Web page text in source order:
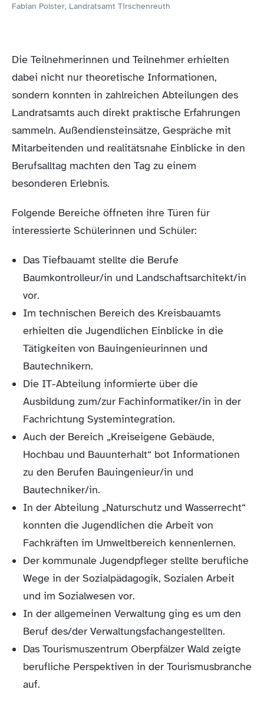
Fabian Polster, Landratsamt Tirschenreuth
Die Teilnehmerinnen und Teilnehmer erhielten
dabei nicht nur theoretische Informationen,
sondern konnten in zahlreichen Abteilungen des
Landratsamts auch direkt praktische Erfahrungen
sammeln. Außendiensteinsätze, Gespräche mit
Mitarbeitenden und realitätsnahe Einblicke in den
Berufsalltag machten den Tag zu einem
besonderen Erlebnis.
Folgende Bereiche öffneten ihre Türen für
interessierte Schülerinnen und Schüler:
Das Tiefbauamt stellte die Berufe
Baumkontrolleur/in und Landschaftsarchitekt/in
vor.
Im technischen Bereich des Kreisbauamts
erhielten die Jugendlichen Einblicke in die
Tätigkeiten von Bauingenieurinnen und
Bautechnikern.
Die IT-Abteilung informierte über die
Ausbildung zum/zur Fachinformatiker/in in der
Fachrichtung Systemintegration.
Auch der Bereich „Kreiseigene Gebäude,
Hochbau und Bauunterhalt“ bot Informationen
zu den Berufen Bauingenieur/in und
Bautechniker/in.
In der Abteilung „Naturschutz und Wasserrecht“
konnten die Jugendlichen die Arbeit von
Fachkräften im Umweltbereich kennenlernen.
Der kommunale Jugendpfleger stellte berufliche
Wege in der Sozialpädagogik, Sozialen Arbeit
und im Sozialwesen vor.
In der allgemeinen Verwaltung ging es um den
Beruf des/der Verwaltungsfachangestellten.
Das Tourismuszentrum Oberpfälzer Wald zeigte
berufliche Perspektiven in der Tourismusbranche
auf.